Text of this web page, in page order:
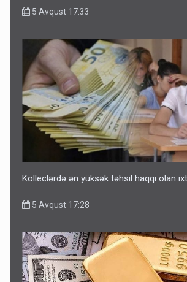
5 Avqust 17:33
Kolleclərdə ən yüksək təhsil haqqı olan
5 Avqust 17:28